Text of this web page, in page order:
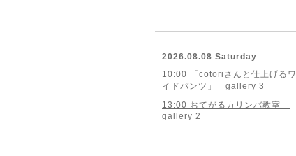
2026.08.08 Saturday
10:00 「cotoriさんと仕上げるワ
イドパンツ」 gallery 3
13:00 おてがるカリンバ教室
gallery 2